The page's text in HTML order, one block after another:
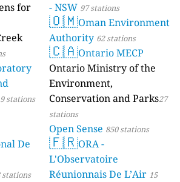
for
9 stations
De
stations
- NSW 97 stations
🇴🇲Oman Environment
Authority 62 stations
🇨🇦Ontario MECP
Ontario Ministry of the
Environment,
Conservation and Parks27
stations
Open Sense 850 stations
🇫🇷ORA -
L'Observatoire
Réunionnais De L’Air 15